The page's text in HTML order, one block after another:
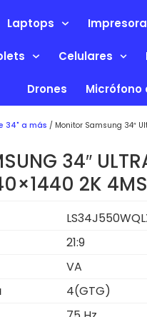
Laptops
Celulares
Drones Micrófono
34" a más / Monitor Samsung 34″
34″
2K
21:9
VA
4(GTG)